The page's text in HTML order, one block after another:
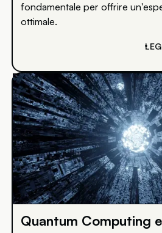
fondamentale per offrire
ottimale.
Quantum Computing